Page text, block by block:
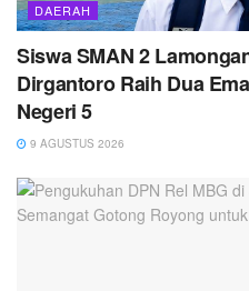
DAERAH
Siswa SMAN 2
Dirgantoro Raih Dua
Negeri 5
9 AGUSTUS 2026